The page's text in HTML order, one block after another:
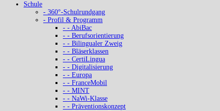
Schule
- 360°-Schulrundgang
- Profil & Programm
- - AbiBac
- - Berufsorientierung
- - Bilingualer Zweig
- - Bläserklassen
- - CertiLingua
- - Digitalisierung
- - Europa
- - FranceMobil
- - MINT
- - NaWi-Klasse
- - Präventionskonzept